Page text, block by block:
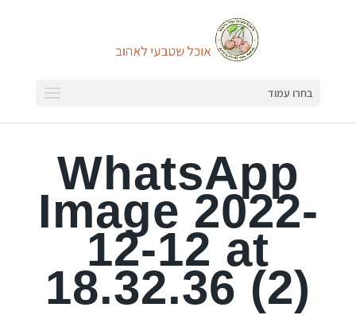
בחרו עמוד
WhatsApp
Image 2022-
12-12 at
18.32.36 (2)